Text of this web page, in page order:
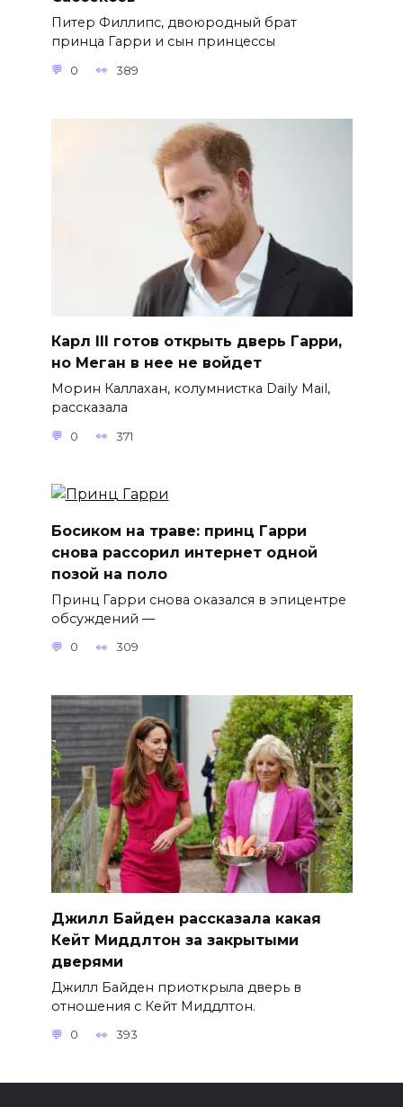
Питер Филлипс, двоюродный брат
принца Гарри и сын принцессы
0 389
Карл III готов открыть дверь Гарри,
но Меган в нее не войдет
Морин Каллахан, колумнистка Daily Mail,
рассказала
0 371
Босиком на траве: принц Гарри
снова рассорил интернет одной
позой на поло
Принц Гарри снова оказался в эпицентре
обсуждений —
0 309
Джилл Байден рассказала какая
Кейт Миддлтон за закрытыми
дверями
Джилл Байден приоткрыла дверь в
отношения с Кейт Миддлтон.
0 393